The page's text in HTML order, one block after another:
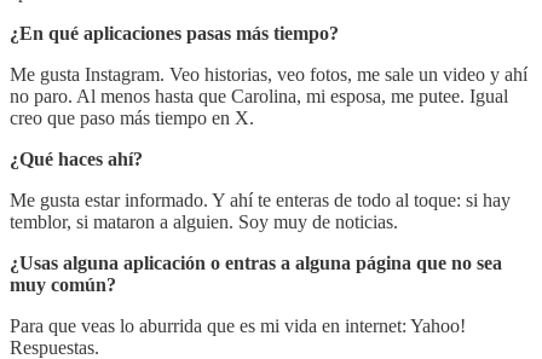
¿En qué aplicaciones pasas más tiempo?
Me gusta Instagram. Veo historias, veo fotos, me sale un video y ahí
no paro. Al menos hasta que Carolina, mi esposa, me putee. Igual
creo que paso más tiempo en X.
¿Qué haces ahí?
Me gusta estar informado. Y ahí te enteras de todo al toque: si hay
temblor, si mataron a alguien. Soy muy de noticias.
¿Usas alguna aplicación o entras a alguna página que no sea
muy común?
Para que veas lo aburrida que es mi vida en internet: Yahoo!
Respuestas.